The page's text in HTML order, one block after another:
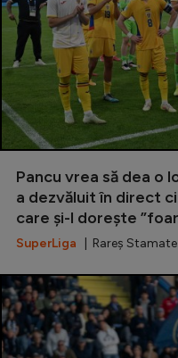
Pancu vrea să dea o
a dezvăluit în direct
care și-l dorește
SuperLiga | Rareș